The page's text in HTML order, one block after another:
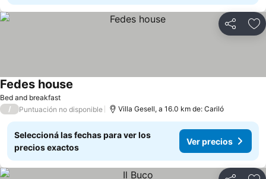
Compartir
Bed and breakfast
Fedes house
/ Puntuación no disponible Villa Gesell, a 16.0 km de: Cariló
Seleccioná las fechas para ver los
precios exactos
Ver precios